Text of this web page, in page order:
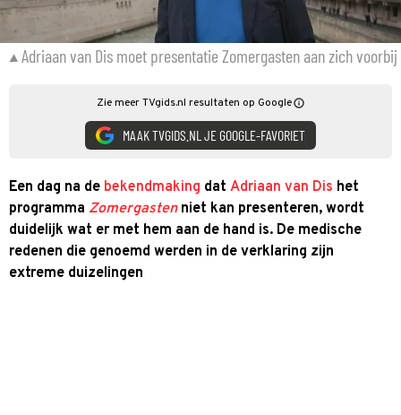
Adriaan van Dis moet presentatie Zomergasten aan zich
Zie meer TVgids.nl resultaten op Google
MAAK TVGIDS.NL JE GOOGLE-FAVORIET
Een dag na de bekendmaking dat Adriaan van Dis het
programma Zomergastenniet kan presenteren, wordt
duidelijk wat er met hem aan de hand is. De medische
redenen die genoemd werden in de verklaring zijn
extreme duizelingen